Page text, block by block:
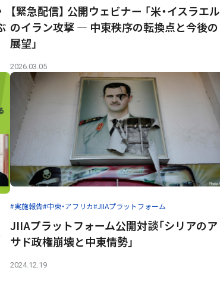
【緊急配信】 公開ウェビナー 「米・イスラエル
のイラン攻撃 ― 中東秩序の転換点と今後の
展望」
2026.03.05
#実施報告#中東・アフリカ#JIIAプラットフォーム
JIIAプラットフォーム公開対談「シリアのア
サド政権崩壊と中東情勢」
2024.12.19